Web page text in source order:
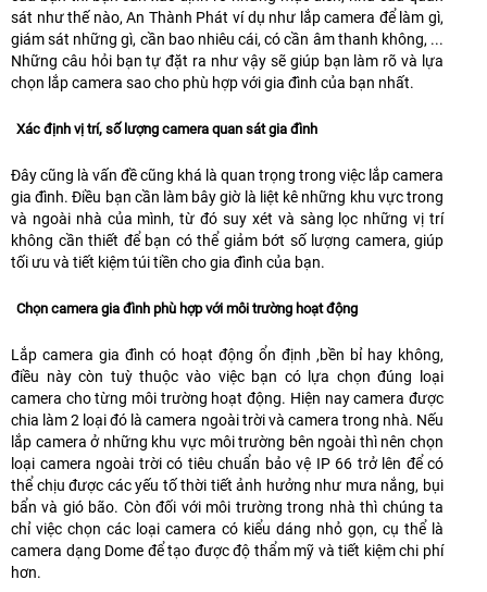
sát như thế nào, An Thành Phát ví dụ như lắp camera để làm gì,
giám sát những gì, cần bao nhiêu cái, có cần âm thanh không, ...
Những câu hỏi bạn tự đặt ra như vậy sẽ giúp bạn làm rõ và lựa
chọn lắp camera sao cho phù hợp với gia đình của bạn nhất.
Xác định vị trí, số lượng camera quan sát gia đình
Đây cũng là vấn đề cũng khá là quan trọng trong việc lắp camera
gia đình. Điều bạn cần làm bây giờ là liệt kê những khu vực trong
và ngoài nhà của mình, từ đó suy xét và sàng lọc những vị trí
không cần thiết để bạn có thể giảm bớt số lượng camera, giúp
tối ưu và tiết kiệm túi tiền cho gia đình của bạn.
Chọn camera gia đình phù hợp với môi trường hoạt động
Lắp camera gia đình có hoạt động ổn định ,bền bỉ hay không,
điều này còn tuỳ thuộc vào việc bạn có lựa chọn đúng loại
camera cho từng môi trường hoạt động. Hiện nay camera được
chia làm 2 loại đó là camera ngoài trời và camera trong nhà. Nếu
lắp camera ở những khu vực môi trường bên ngoài thì nên chọn
loại camera ngoài trời có tiêu chuẩn bảo vệ IP 66 trở lên để có
thể chịu được các yếu tố thời tiết ảnh hưởng như mưa nắng, bụi
bẩn và gió bão. Còn đối với môi trường trong nhà thì chúng ta
chỉ việc chọn các loại camera có kiểu dáng nhỏ gọn, cụ thể là
camera dạng Dome để tạo được độ thẩm mỹ và tiết kiệm chi phí
hơn.